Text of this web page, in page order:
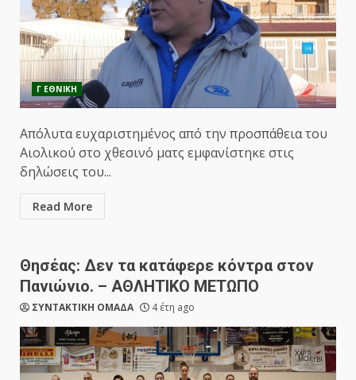
Γ ΕΘΝΙΚΗ
Απόλυτα ευχαριστημένος από την προσπάθεια του
Αιολικού στο χθεσινό ματς εμφανίστηκε στις
δηλώσεις του...
Read More
Θησέας: Δεν τα κατάφερε κόντρα στον
Πανιώνιο. – ΑΘΛΗΤΙΚΟ ΜΕΤΩΠΟ
ΣΥΝΤΑΚΤΙΚΗ ΟΜΑΔΑ 4 έτη ago